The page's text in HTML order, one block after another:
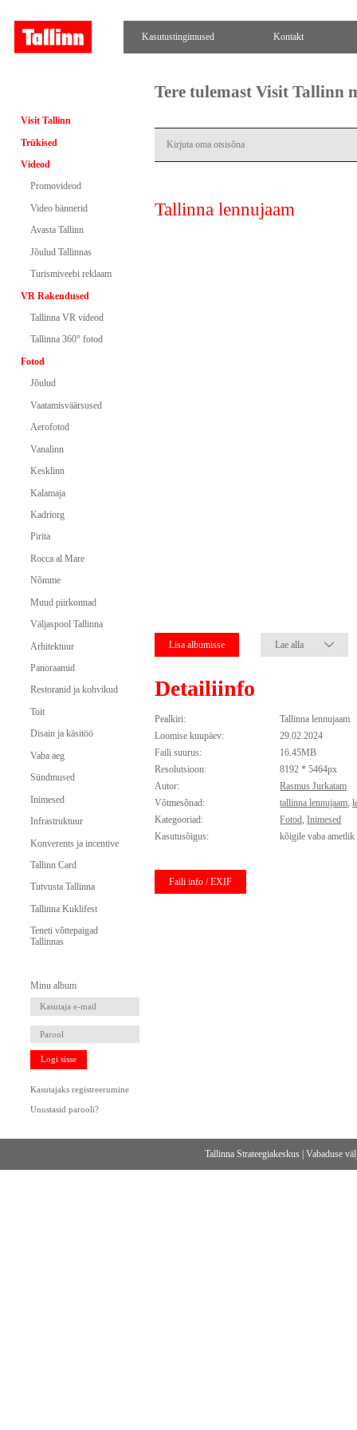
Kasutustingimused Kontakt
Visit Tallinn
Trükised
Videod
Promovideod
Video bännerid
Avasta Tallinn
Jõulud Tallinnas
Turismiveebi reklaam
VR Rakendused
Tallinna VR videod
Tallinna 360° fotod
Fotod
Jõulud
Vaatamisväärsused
Aerofotod
Vanalinn
Kesklinn
Kalamaja
Kadriorg
Pirita
Rocca al Mare
Nõmme
Muud piirkonnad
Väljaspool Tallinna
Arhitektuur
Panoraamid
Restoranid ja kohvikud
Toit
Disain ja käsitöö
Vaba aeg
Sündmused
Inimesed
Infrastruktuur
Konverents ja incentive
Tallinn Card
Tutvusta Tallinna
Tallinna Kuklifest
Teneti võttepaigad
Tallinnas
Minu album
Logi sisse
Kasutajaks registreerumine
Unustasid parooli?
Tere tulemast Visit Tallinn
Tallinna lennujaam
Lisa albumisse Lae alla
Detailiinfo
Pealkiri:
Tallinna lennujaam
Loomise kuupäev:
29.02.2024
Faili suurus:
16.45MB
Resolutsioon:
8192 * 5464px
Autor:
Rasmus Jurkatam
Võtmesõnad:
tallinna lennujaam,
Kategooriad:
Fotod,Inimesed
Kasutusõigus:
kõigile vaba
Faili info / EXIF
Tallinna Strateegiakeskus |Vabaduse